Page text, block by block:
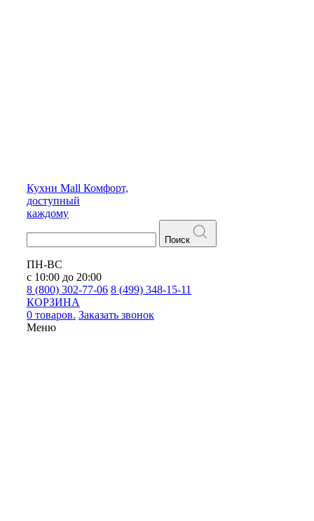
Кухни Mall Комфорт,
доступный
каждому
Поиск
ПН-ВС
с 10:00 до 20:00
8 (800) 302-77-06 8 (499) 348-15-11
КОРЗИНА
0 товаров. Заказать звонок
Меню